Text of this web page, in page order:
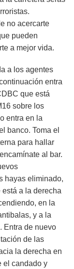
no acercarte
pueden
a mejor vida.
a los agentes
entra
que está
sobre los
entra en la
banco. Toma el
para hallar
al bar.
hayas eliminado,
a la derecha
en la
y a la
Entra de nuevo
de las
la derecha en
el candado y